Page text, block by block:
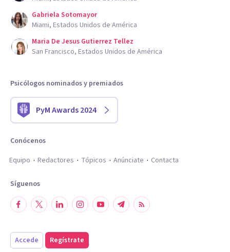
Gabriela Sotomayor
Miami, Estados Unidos de América
Maria De Jesus Gutierrez Tellez
San Francisco, Estados Unidos de América
Psicólogos nominados y premiados
PyM Awards 2024
Conócenos
Equipo
Redactores Tópicos Anúnciate Contacta
Síguenos
Accede Regístrate